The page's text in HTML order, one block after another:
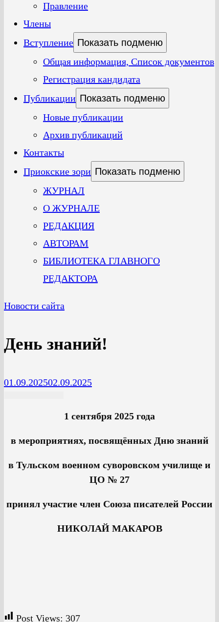
Правление
Члены
Вступление Показать подменю
Общая информация, Список документов
Регистрация кандидата
Публикации Показать подменю
Новые публикации
Архив публикаций
Контакты
Приокские зори Показать подменю
ЖУРНАЛ
О ЖУРНАЛЕ
РЕДАКЦИЯ
АВТОРАМ
БИБЛИОТЕКА ГЛАВНОГО
РЕДАКТОРА
Новости сайта
День знаний!
01.09.202502.09.2025
1 сентября 2025 года
в мероприятиях, посвящённых Дню знаний
в Тульском военном суворовском училище и
ЦО № 27
принял участие член Союза писателей России
НИКОЛАЙ МАКАРОВ
Post Views: 307